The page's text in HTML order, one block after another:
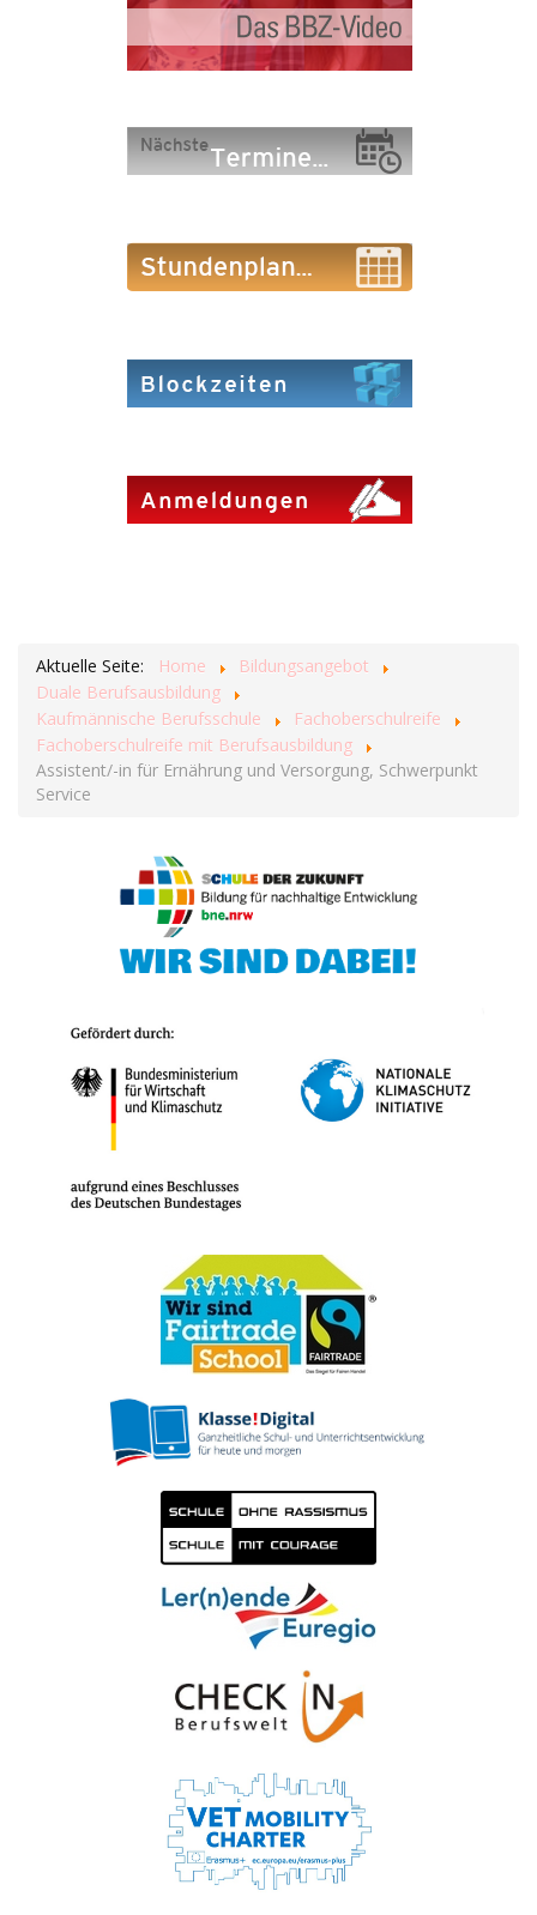
Aktuelle Seite: Home
Bildungsangebot
Duale Berufsausbildung
Kaufmännische Berufsschule
Fachoberschulreife
Fachoberschulreife mit Berufsausbildung
Assistent/-in für Ernährung und Versorgung, Schwerpunkt
Service